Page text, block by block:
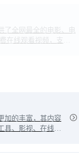
了全网最全的电影、电
在线观看视频，支持
加的丰富，其内容
、影视、在线视